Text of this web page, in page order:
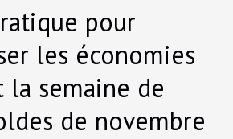
pour
les économies
la semaine de
de novembre